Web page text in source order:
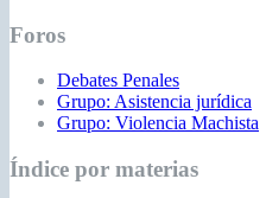
Foros
Debates Penales
Grupo: Asistencia jurídica
Grupo: Violencia Machista
Índice por materias